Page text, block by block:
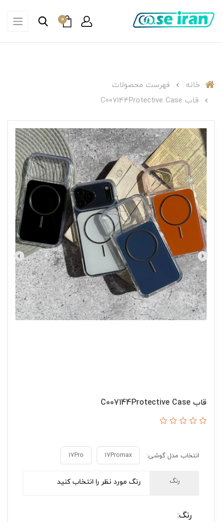
0
خانه
فهرست محصولات
قاب C007144Protective Case
قاب C007144Protective Case
انتخاب مدل گوشی: 17Promax
17Pro
رنگ رنگ مورد نظر را انتخاب کنید
رنگ: